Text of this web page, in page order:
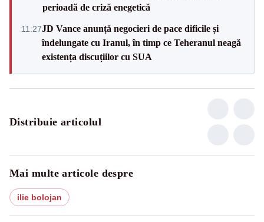
perioadă de criză enegetică
11:27JD Vance anunță negocieri de pace dificile și
îndelungate cu Iranul, în timp ce Teheranul neagă
existența discuțiilor cu SUA
Distribuie articolul
Mai multe articole despre
ilie bolojan